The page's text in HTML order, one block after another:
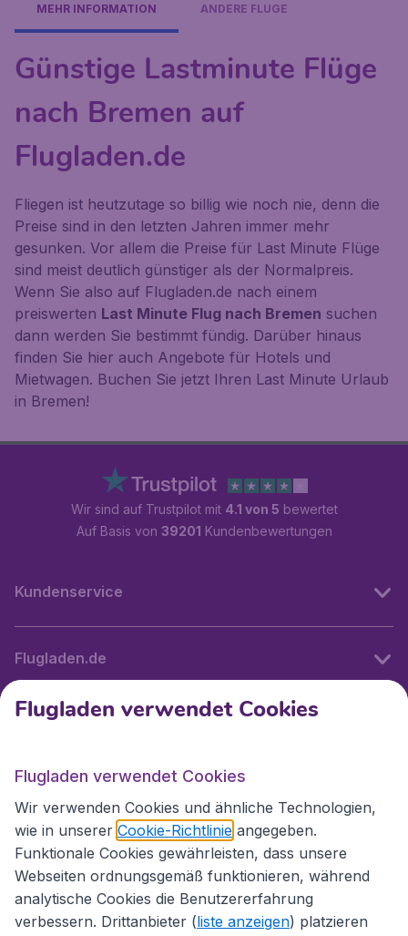
MEHR INFORMATION ANDERE FLÜGE
Günstige Lastminute Flüge
nach Bremen auf
Flugladen.de
Fliegen ist heutzutage so billig wie noch nie, denn die
Preise sind in den letzten Jahren immer mehr
gesunken. Vor allem die Preise für Last Minute Flüge
sind meist deutlich günstiger als der Normalpreis.
Wenn Sie also auf Flugladen.de nach einem
preiswerten Last Minute Flug nach Bremen suchen
dann werden Sie bestimmt fündig. Darüber hinaus
finden Sie hier auch Angebote für Hotels und
Mietwagen. Buchen Sie jetzt Ihren Last Minute Urlaub
in Bremen!
Wir sind auf Trustpilot mit 4.1 von 5 bewertet
Auf Basis von 39201 Kundenbewertungen
Kundenservice
Flugladen.de
Internationale Webseiten
Folgen Sie uns:
Flugladen verwendet Cookies
Flugladen verwendet Cookies
Wir verwenden Cookies und ähnliche Technologien,
wie in unserer Cookie-Richtlinie angegeben.
Funktionale Cookies gewährleisten, dass unsere
Webseiten ordnungsgemäß funktionieren, während
analytische Cookies die Benutzererfahrung
verbessern. Drittanbieter (liste anzeigen) platzieren